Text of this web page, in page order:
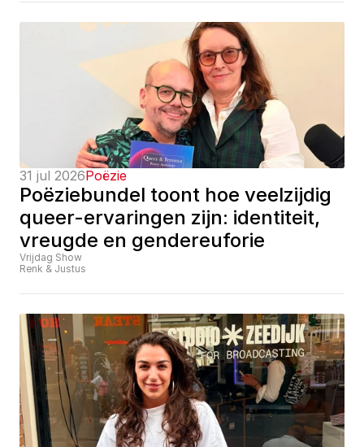
31 jul 2026Poëzie
Poëziebundel toont hoe veelzijdig
queer-ervaringen zijn: identiteit,
vreugde en gendereuforie
Vrijdag Show
Renk & Justus